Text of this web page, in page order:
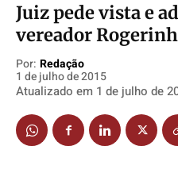
Política
Socioeconômicas
TV Século
Educação
Política
Socioeconômicas
TV Século
Educação
Política
Socioeconômicas
TV Século
Educação
Política
Socioeconômicas
TV Século
Educação
Juiz pede vista e
vereador
Por: Redação
1 de julho de 2015
Atualizado em 1 de julho de